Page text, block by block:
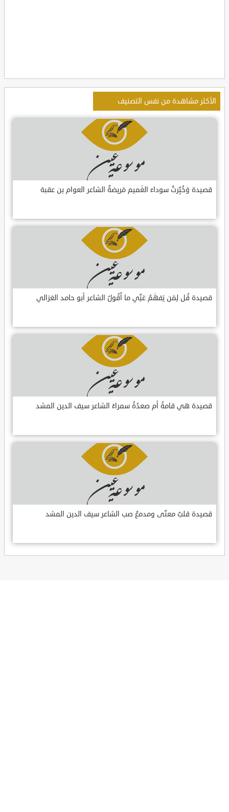
الأكثر مشاهدة من نفس التصنيف
قصيدة وَخُبِّرتُ سوداءَ الغَميم مَريضةٌ الشاعر العوام بن عقبة
قصيدة قُل لِمَن يَفهَمُ عَنِّي ما أَقُولُ الشاعر أبو حامد الغزالي
قصيدة هي قامةُ أم صعدُةُ سمراءُ الشاعر سيف الدين المشد
قصيدة قلبٌ معنّى ومدمعٌ صب الشاعر سيف الدين المشد